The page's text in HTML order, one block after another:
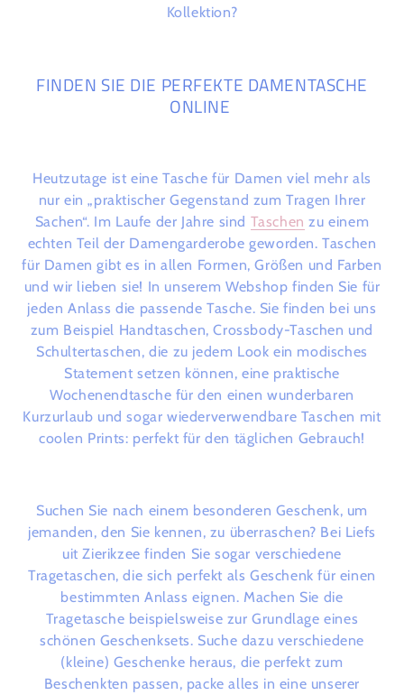
Kollektion?
FINDEN SIE DIE PERFEKTE DAMENTASCHE
ONLINE
Heutzutage ist eine Tasche für Damen viel mehr als
nur ein „praktischer Gegenstand zum Tragen Ihrer
Sachen“. Im Laufe der Jahre sind Taschen zu einem
echten Teil der Damengarderobe geworden. Taschen
für Damen gibt es in allen Formen, Größen und Farben
und wir lieben sie! In unserem Webshop finden Sie für
jeden Anlass die passende Tasche. Sie finden bei uns
zum Beispiel Handtaschen, Crossbody-Taschen und
Schultertaschen, die zu jedem Look ein modisches
Statement setzen können, eine praktische
Wochenendtasche für den einen wunderbaren
Kurzurlaub und sogar wiederverwendbare Taschen mit
coolen Prints: perfekt für den täglichen Gebrauch!
Suchen Sie nach einem besonderen Geschenk, um
jemanden, den Sie kennen, zu überraschen? Bei Liefs
uit Zierikzee finden Sie sogar verschiedene
Tragetaschen, die sich perfekt als Geschenk für einen
bestimmten Anlass eignen. Machen Sie die
Tragetasche beispielsweise zur Grundlage eines
schönen Geschenksets. Suche dazu verschiedene
(kleine) Geschenke heraus, die perfekt zum
Beschenkten passen, packe alles in eine unserer